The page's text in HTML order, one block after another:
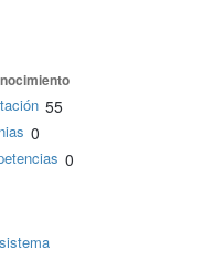
55
0
0